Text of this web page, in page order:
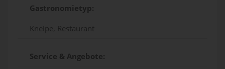
Gastronomietyp:
Kneipe, Restaurant
Service & Angebote: